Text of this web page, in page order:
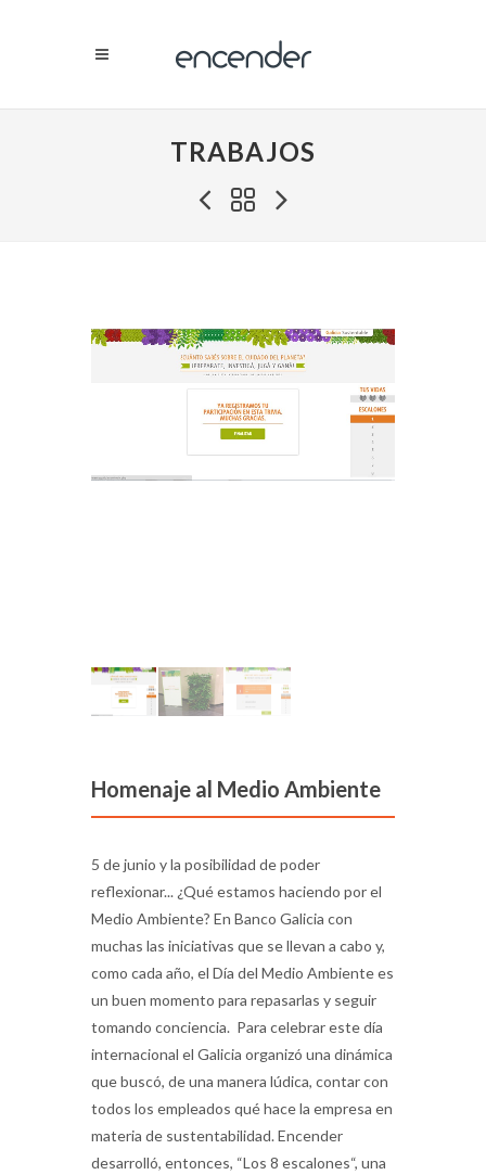
TRABAJOS
Homenaje al Medio Ambiente
5 de junio y la posibilidad de poder
reflexionar... ¿Qué estamos haciendo por el
Medio Ambiente? En Banco Galicia con
muchas las iniciativas que se llevan a cabo y,
como cada año, el Día del Medio Ambiente es
un buen momento para repasarlas y seguir
tomando conciencia. Para celebrar este día
internacional el Galicia organizó una dinámica
que buscó, de una manera lúdica, contar con
todos los empleados qué hace la empresa en
materia de sustentabilidad. Encender
desarrolló, entonces, “Los 8 escalones“, una